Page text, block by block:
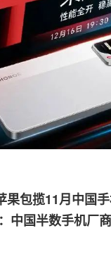
果包揽11月中国
中国半数手机厂